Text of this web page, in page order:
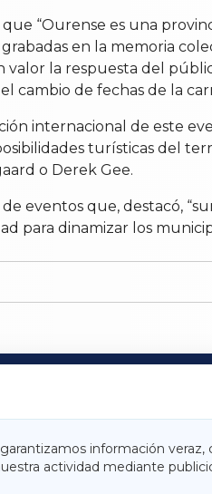
“Ourense es una
en la memoria
la respuesta del
cambio de fechas de la
internacional de este
turísticas del
o Derek Gee.
eventos que, destacó,
para dinamizar los
información veraz,
actividad mediante
TERRACHAXA
ACORUÑAXA